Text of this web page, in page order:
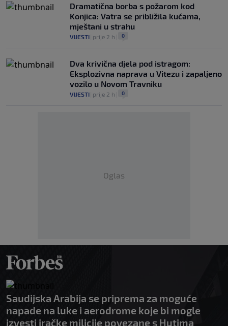
Dramatična borba s požarom kod
Konjica: Vatra se približila kućama,
mještani u strahu
VIJESTI prije 2 h 0
Dva krivična djela pod istragom:
Eksplozivna naprava u Vitezu i zapaljeno
vozilo u Novom Travniku
VIJESTI prije 2 h 0
Oglas
Saudijska Arabija se priprema za moguće
napade na luke i aerodrome koje bi mogle
izvesti iračke milicije povezane s Hutima